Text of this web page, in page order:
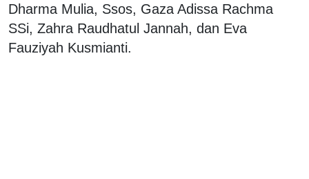
Dharma Mulia, Ssos, Gaza Adissa Rachma
SSi, Zahra Raudhatul Jannah, dan Eva
Fauziyah Kusmianti.